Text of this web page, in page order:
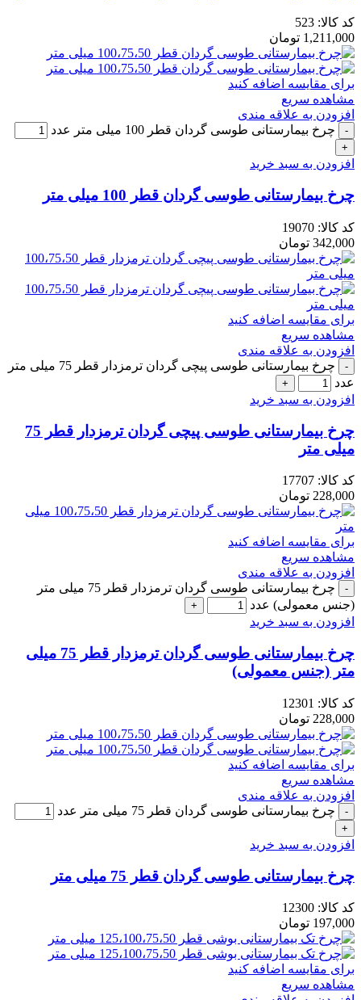
کد کالا: 523
1,211,000 تومان
برای مقایسه اضافه کنید
مشاهده سریع
افزودن به علاقه مندی
چرخ بیمارستانی طوسی گردان قطر 100 میلی متر عدد
افزودن به سبد خرید
چرخ بیمارستانی طوسی گردان قطر 100 میلی متر
کد کالا: 19070
342,000 تومان
برای مقایسه اضافه کنید
مشاهده سریع
افزودن به علاقه مندی
چرخ بیمارستانی طوسی پیچی گردان ترمزدار قطر 75 میلی متر
عدد
افزودن به سبد خرید
چرخ بیمارستانی طوسی پیچی گردان ترمزدار قطر 75
میلی متر
کد کالا: 17707
228,000 تومان
برای مقایسه اضافه کنید
مشاهده سریع
افزودن به علاقه مندی
چرخ بیمارستانی طوسی گردان ترمزدار قطر 75 میلی متر
(جنس معمولی) عدد
افزودن به سبد خرید
چرخ بیمارستانی طوسی گردان ترمزدار قطر 75 میلی
متر (جنس معمولی)
کد کالا: 12301
228,000 تومان
برای مقایسه اضافه کنید
مشاهده سریع
افزودن به علاقه مندی
چرخ بیمارستانی طوسی گردان قطر 75 میلی متر عدد
افزودن به سبد خرید
چرخ بیمارستانی طوسی گردان قطر 75 میلی متر
کد کالا: 12300
197,000 تومان
برای مقایسه اضافه کنید
مشاهده سریع